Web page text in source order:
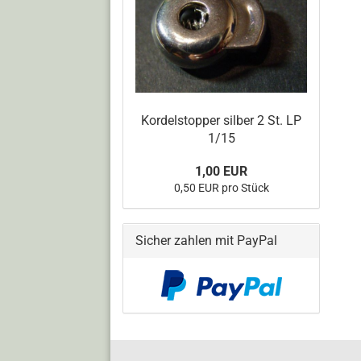
Kordelstopper silber 2 St. LP
1/15
1,00 EUR
0,50 EUR pro Stück
Sicher zahlen mit PayPal